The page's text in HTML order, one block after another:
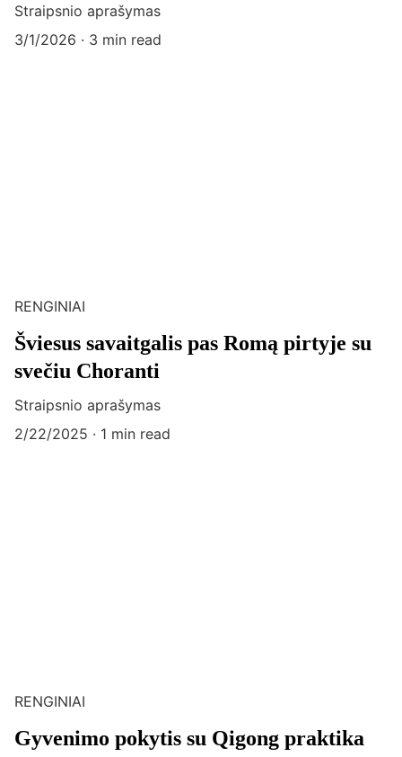
Straipsnio aprašymas
3/1/2026
3 min read
RENGINIAI
Šviesus savaitgalis pas Romą pirtyje su
svečiu Choranti
Straipsnio aprašymas
2/22/2025
1 min read
RENGINIAI
Gyvenimo pokytis su Qigong praktika